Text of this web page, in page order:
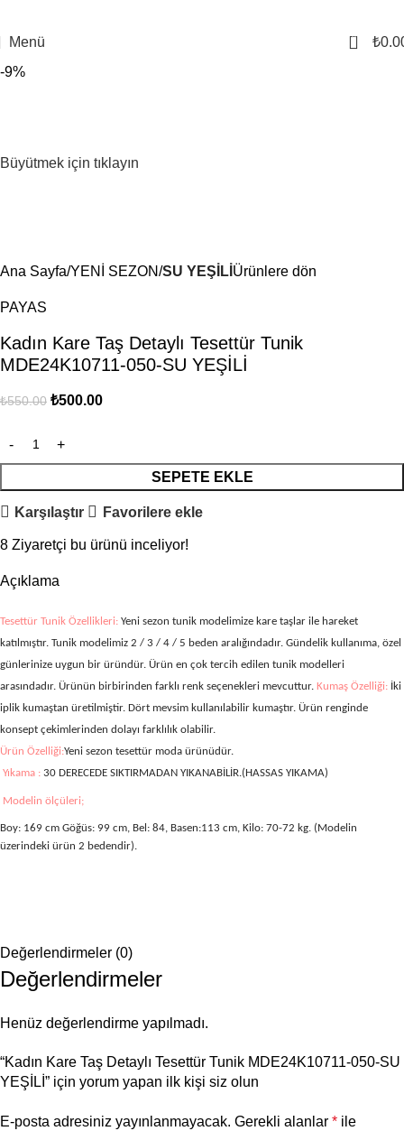
Menü 0 ₺
-9%
Büyütmek için tıklayın
Ana Sayfa YENİ SEZON SU YEŞİLİ Ürünlere dön
PAYAS
Kadın Kare Taş Detaylı Tesettür Tunik
MDE24K10711-050-SU YEŞİLİ
₺550.00 ₺500.00
SEPETE EKLE
Karşılaştır Favorilere ekle
8 Ziyaretçi bu ürünü inceliyor!
Açıklama
Tesettür Tunik Özellikleri: Yeni sezon tunik modelimize kare taşlar ile hareket
katılmıştır. Tunik modelimiz 2 / 3 / 4 / 5 beden aralığındadır. Gündelik kullanıma, özel
günlerinize uygun bir üründür. Ürün en çok tercih edilen tunik modelleri
arasındadır. Ürünün birbirinden farklı renk seçenekleri mevcuttur. Kumaş Özelliği: İki
iplik kumaştan üretilmiştir. Dört mevsim kullanılabilir kumaştır. Ürün renginde
konsept çekimlerinden dolayı farklılık olabilir.
Ürün Özelliği:Yeni sezon tesettür moda ürünüdür.
Yıkama : 30 DERECEDE SIKTIRMADAN YIKANABİLİR.(HASSAS YIKAMA)
Modelin ölçüleri;
Boy: 169 cm Göğüs: 99 cm, Bel: 84, Basen:113 cm, Kilo: 70-72 kg. (Modelin
üzerindeki ürün 2 bedendir).
Değerlendirmeler (0)
Değerlendirmeler
Henüz değerlendirme yapılmadı.
“Kadın Kare Taş Detaylı Tesettür Tunik MDE24K10711-050-SU
YEŞİLİ” için yorum yapan ilk kişi siz olun
E-posta adresiniz yayınlanmayacak. Gerekli alanlar * ile